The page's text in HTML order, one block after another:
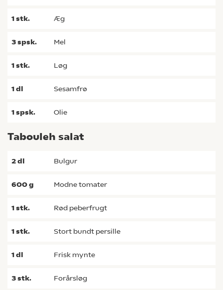
1stk. æg
3spsk. mel
1stk. løg
1dl sesamfrø
1spsk. olie
Tabouleh salat
2dl bulgur
600g modne tomater
1stk. rød peberfrugt
1stk. stort bundt persille
1dl frisk mynte
3stk. forårsløg